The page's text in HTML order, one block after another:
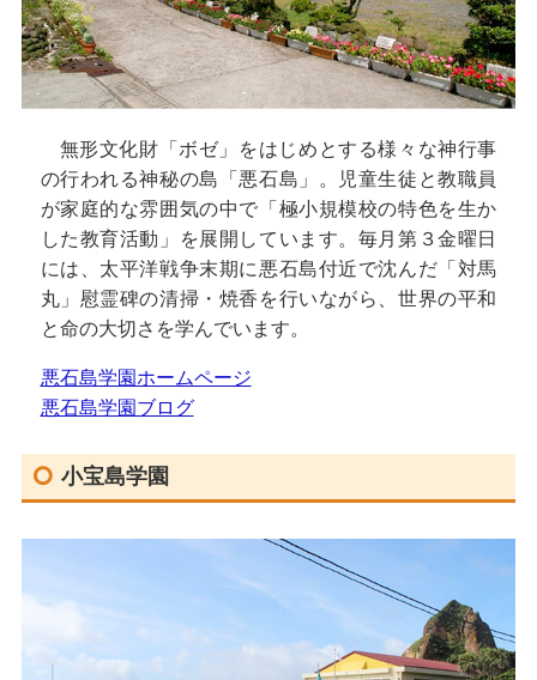
無形文化財「ボゼ」をはじめとする様々な神行事
の行われる神秘の島「悪石島」。児童生徒と教職員
が家庭的な雰囲気の中で「極小規模校の特色を生か
した教育活動」を展開しています。毎月第３金曜日
には、太平洋戦争末期に悪石島付近で沈んだ「対馬
丸」慰霊碑の清掃・焼香を行いながら、世界の平和
と命の大切さを学んでいます。
悪石島学園ホームページ
悪石島学園ブログ
小宝島学園